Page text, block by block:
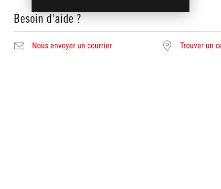
Besoin d'aide ?
Nous envoyer un courrier Trouver un